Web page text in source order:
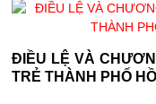
ĐIỀU LỆ VÀ
TRẺ THÀNH PHỐ